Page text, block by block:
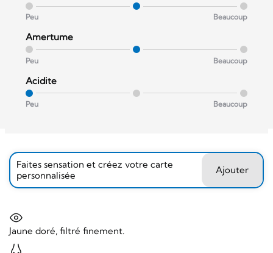
Peu Beaucoup
Amertume
Peu Beaucoup
Acidite
Peu Beaucoup
Faites sensation et créez votre carte
personnalisée
Ajouter
Jaune doré, filtré finement.